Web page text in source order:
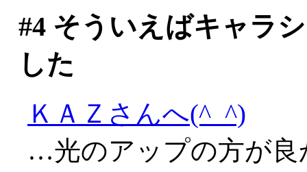
#4そういえばキャラ
した
ＫＡＺさんへ(^_^)
…光のアップの方が良